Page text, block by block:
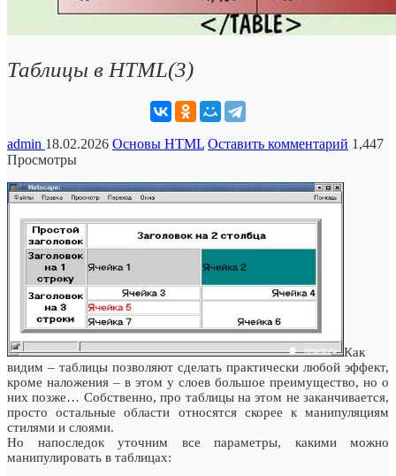
Таблицы в HTML(3)
admin 18.02.2026 Основы HTML Оставить комментарий 1,447
Просмотры
Как
видим – таблицы позволяют сделать практически любой эффект,
кроме наложения – в этом у слоев большое преимущество, но о
них позже… Собственно, про таблицы на этом не заканчивается,
просто остальные области относятся скорее к манипуляциям
стилями и слоями.
Но напоследок уточним все параметры, какими можно
манипулировать в таблицах: